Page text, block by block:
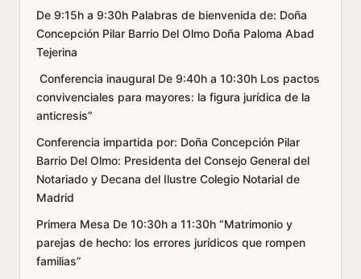
De 9:15h a 9:30h Palabras de bienvenida de: Doña
Concepción Pilar Barrio Del Olmo Doña Paloma Abad
Tejerina
Conferencia inaugural De 9:40h a 10:30h Los pactos
convivenciales para mayores: la figura jurídica de la
anticresis”
Conferencia impartida por: Doña Concepción Pilar
Barrio Del Olmo: Presidenta del Consejo General del
Notariado y Decana del Ilustre Colegio Notarial de
Madrid
Primera Mesa De 10:30h a 11:30h “Matrimonio y
parejas de hecho: los errores jurídicos que rompen
familias”